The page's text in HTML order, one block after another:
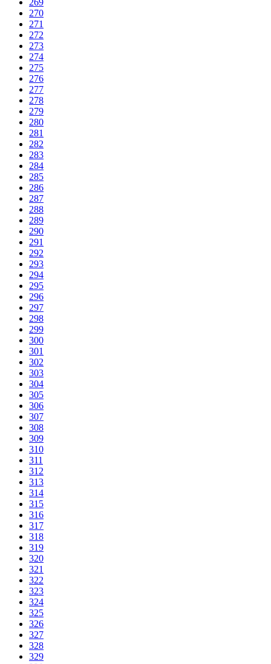
269
270
271
272
273
274
275
276
277
278
279
280
281
282
283
284
285
286
287
288
289
290
291
292
293
294
295
296
297
298
299
300
301
302
303
304
305
306
307
308
309
310
311
312
313
314
315
316
317
318
319
320
321
322
323
324
325
326
327
328
329